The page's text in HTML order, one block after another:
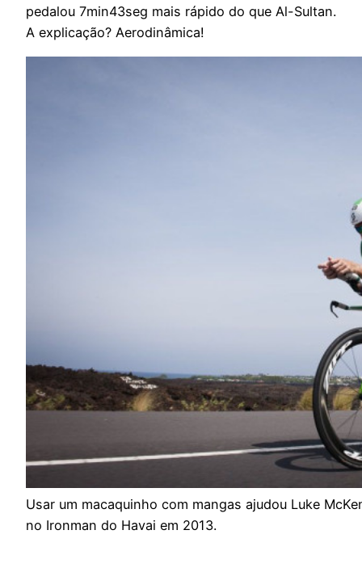
pedalou 7min43seg mais rápido do que Al-Sultan.
A explicação? Aerodinâmica!
Usar um macaquinho com mangas ajudou Luke
no Ironman do Havai em 2013.